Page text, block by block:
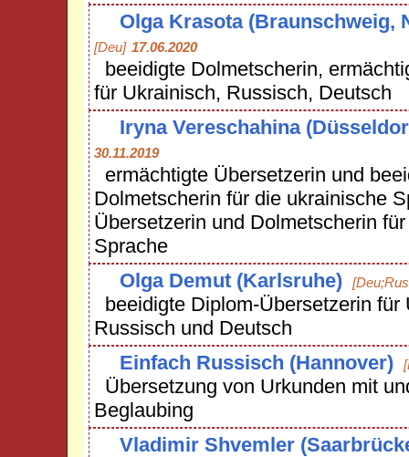
Olga Krasota (Braunschweig,
[Deu] 17.06.2020
beeidigte Dolmetscherin,
für Ukrainisch, Russisch, Deutsch
Iryna Vereschahina
30.11.2019
ermächtigte Übersetzerin und
Dolmetscherin für die ukrainische
Übersetzerin und Dolmetscherin
Sprache
Olga Demut (Karlsruhe)
beeidigte Diplom-Übersetzerin für
Russisch und Deutsch
Einfach Russisch (Hannover)
Übersetzung von Urkunden mit
Beglaubing
Vladimir Shvemler